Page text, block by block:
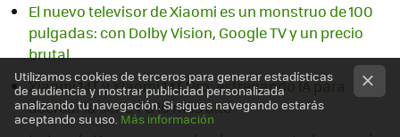
El nuevo televisor de Xiaomi es un monstruo de 100
pulgadas: con Dolby Vision, Google TV y un precio
brutal
Xiaomi 14T y Xiaomi 14T Pro: estrenando IA para
acercar la serie T a lo más alto
Utilizamos cookies de terceros para generar estadísticas
de audiencia y mostrar publicidad personalizada
analizando tu navegación. Si sigues navegando estarás
aceptando su uso. Más información